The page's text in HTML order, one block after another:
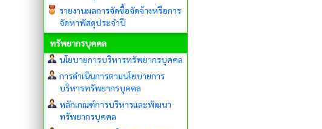
รายงานผลการจัดซื้อจัดจ้างหรือการ
จัดหาพัสดุประจำปี
ทรัพยากรบุคคล
นโยบายการบริหารทรัพยากรบุคคล
การดำเนินการตามนโยบายการ
บริหารทรัพยากรบุคคล
หลักเกณฑ์การบริหารและพัฒนา
ทรัพยากรบุคคล